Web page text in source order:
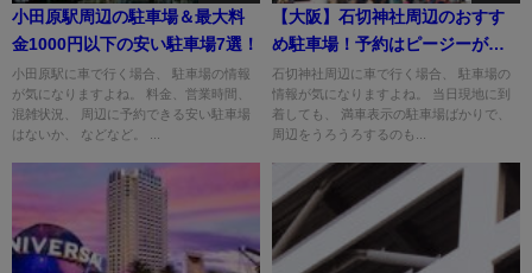
小田原駅周辺の駐車場＆最大料
金1000円以下の安い駐車場7選！
小田原駅に車で行く場合、 駐車場の情報
が気になりますよね。 料金、営業時間、
混雑状況、 周辺に予約できる安い駐車場
はないか、 などなど。 ...
【大阪】石切神社周辺のおすす
め駐車場！予約はピージーがお
すすめ！
石切神社周辺に車で行く場合、 駐車場の
情報が気になりますよね。 当日現地に到
着しても、 満車表示の駐車場ばかりで、
周辺をうろうろするのも...